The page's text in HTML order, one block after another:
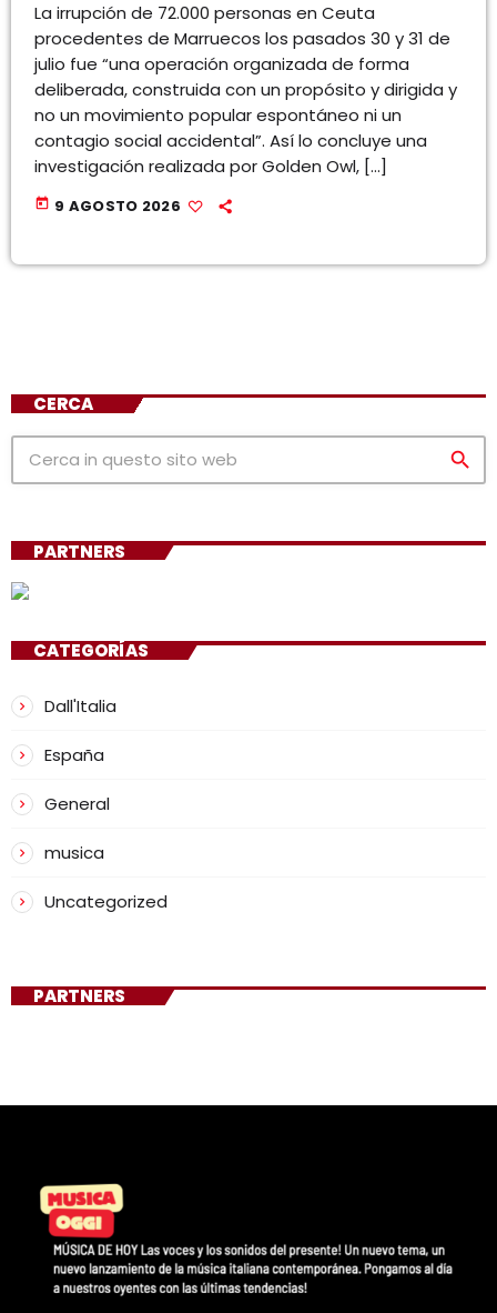
La irrupción de 72.000 personas en Ceuta
procedentes de Marruecos los pasados 30 y 31 de
julio fue “una operación organizada de forma
deliberada, construida con un propósito y dirigida y
no un movimiento popular espontáneo ni un
contagio social accidental”. Así lo concluye una
investigación realizada por Golden Owl, […]
today 9 AGOSTO 2026
CERCA
search
PARTNERS
CATEGORÍAS
Dall'Italia
España
General
musica
Uncategorized
PARTNERS